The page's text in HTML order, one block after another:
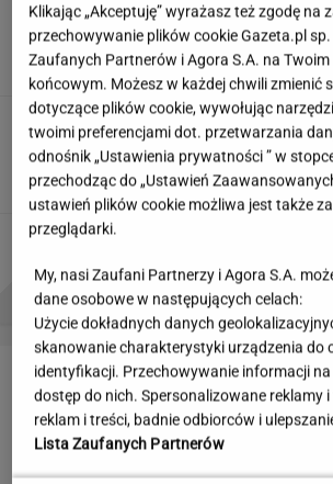
Uciekli z
Łomianek. Dziś mówią o
SUBSKRYPCJA
Oto darmowy
odcinkowe pomiary
TOMASZ OKUROWSKI
PROBLEMY POLSKICH SIATKARZY ZNAK Z '30'
LETNIE OKAZJE
Klikając „Akceptuję” wyrażasz też zgodę na
przechowywanie plików cookie Gazeta.pl sp.
Zaufanych Partnerów i Agora S.A. na
końcowym. Możesz w każdej chwili zmienić
dotyczące plików cookie, wywołując
twoimi preferencjami dot. przetwarzania
odnośnik „Ustawienia prywatności ” w
przechodząc do „Ustawień
ustawień plików cookie możliwa jest także
przeglądarki.
My, nasi Zaufani Partnerzy i Agora S.A.
dane osobowe w następujących celach:
Użycie dokładnych danych
skanowanie charakterystyki urządzenia do
identyfikacji. Przechowywanie informacji
dostęp do nich. Spersonalizowane reklamy
reklam i treści, badnie odbiorców i
Lista Zaufanych Partnerów